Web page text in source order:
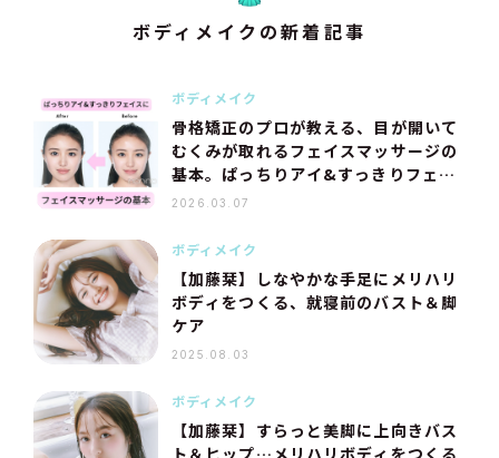
ボディメイクの新着記事
ボディメイク
骨格矯正のプロが教える、目が開いて
むくみが取れるフェイスマッサージの
基本。ぱっちりアイ&すっきりフェイ
スを目指すテク
2026.03.07
ボディメイク
【加藤栞】しなやかな手足にメリハリ
ボディをつくる、就寝前のバスト＆脚
ケア
2025.08.03
ボディメイク
【加藤栞】すらっと美脚に上向きバス